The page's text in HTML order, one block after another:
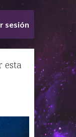
sesión
esta